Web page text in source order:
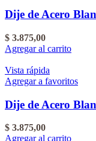
Dije de Acero
$ 3.875,00
Agregar al carrito
Vista rápida
Agregar a favoritos
Dije de Acero
$ 3.875,00
Agregar al carrito